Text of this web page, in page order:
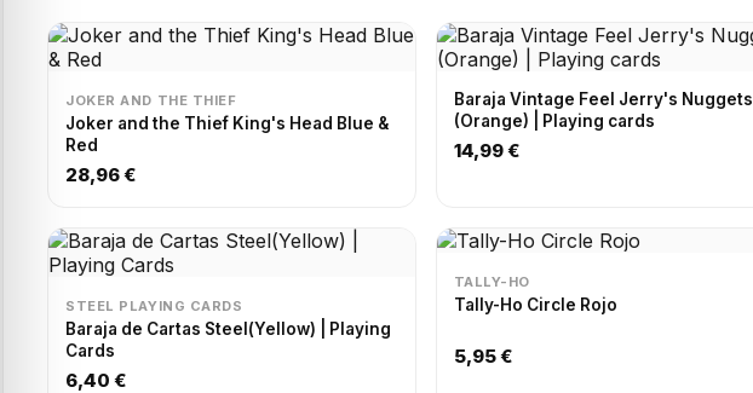
JOKER AND THE THIEF
Joker and the Thief King's Head Blue &
Red
28,96 €
Baraja Vintage Feel Jerry's Nuggets
(Orange) | Playing cards
14,99 €
STEEL PLAYING CARDS
Baraja de Cartas Steel(Yellow) | Playing
Cards
6,40 €
TALLY-HO
Tally-Ho Circle Rojo
5,95 €